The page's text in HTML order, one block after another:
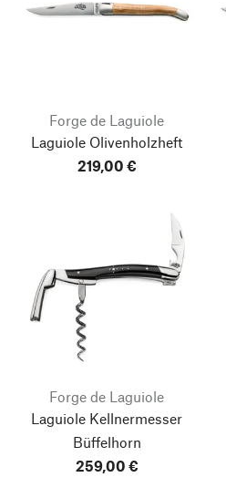
Forge de Laguiole
Laguiole Olivenholzheft
219,00 €
Forge de Laguiole
Laguiole Kellnermesser
Büffelhorn
259,00 €